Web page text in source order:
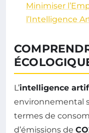
Minimiser
l’Intelligence
L’intelligence
environnemental
termes de
d’émissions de